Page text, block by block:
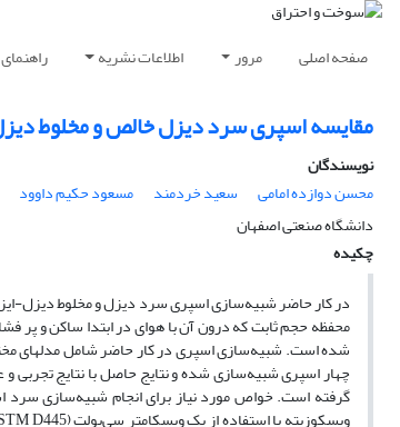
صفحه اصلی مرور اطلاعات نشریه
مقایسه­ اسپری سرد دیزل خالص و مخلوط
نویسندگان
محسن دوازده امامی
سعید خردمند
مسعود حکیم داوود
دانشگاه صنعتی اصفهان
چکیده
در کار حاضر شبیه‌سازی اسپری سرد دیزل و مخلوط دیزل-
شده است. شبیه‌سازی اسپری در کار حاضر شامل مدلهای
چهار اسپری شبیه‌سازی شده و نتایج حاصل با نتایج
گرفته است. خواص مورد نیاز برای انجام شبیه‌سازی